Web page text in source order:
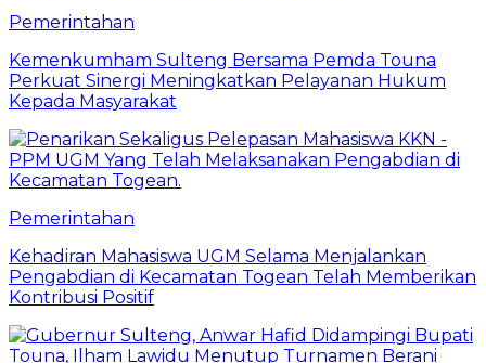
Pemerintahan
Kemenkumham Sulteng Bersama Pemda Touna
Perkuat Sinergi Meningkatkan Pelayanan Hukum
Kepada Masyarakat
Pemerintahan
Kehadiran Mahasiswa UGM Selama Menjalankan
Pengabdian di Kecamatan Togean Telah Memberikan
Kontribusi Positif